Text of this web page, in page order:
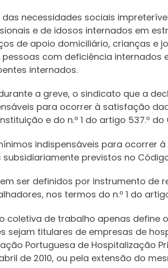
necessidades sociais
e de idosos internados em
de apoio domiciliário, crianças e
com deficiência
internados.
a greve, o sindicato que a
para ocorrer à satisfação
e do n.º 1 do artigo 537.º
indispensáveis para ocorrer
previstos no
ser definidos por instrumento
nos termos do n.º 1 do
coletiva de trabalho apenas
sejam titulares de empresas de
Portuguesa de Hospitalização
de 2010, ou pela extensão do